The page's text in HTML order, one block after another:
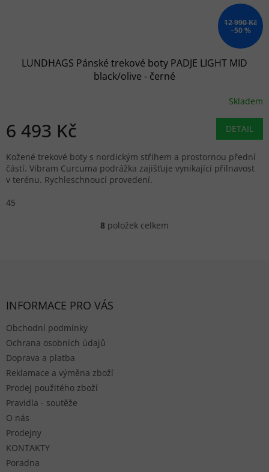
12 990 Kč
–50 %
LUNDHAGS Pánské trekové boty PADJE LIGHT MID
black/olive - černé
Skladem
6 493 Kč DETAIL
Kožené trekové boty s nordickým střihem a prostornou přední
částí. Vibram Curcuma podrážka zajišťuje vynikající přilnavost
v terénu. Rychleschnoucí provedení.
45
Ovládací prvky výpisu
8 položek celkem
INFORMACE PRO VÁS
Obchodní podmínky
Ochrana osobních údajů
Doprava a platba
Reklamace a výměna zboží
Prodej použitého zboží
Pravidla - soutěže
O nás
Prodejny
KONTAKTY
Poradna